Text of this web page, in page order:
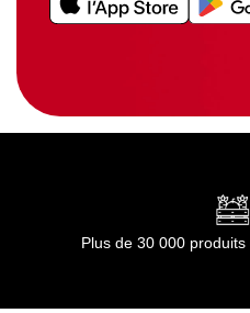
Plus de 30 000